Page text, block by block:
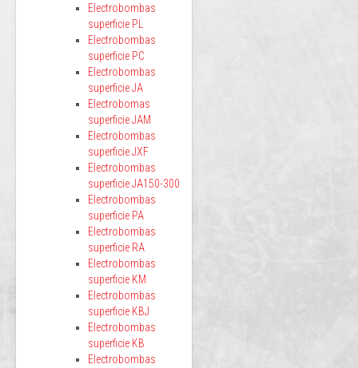
Electrobombas
superficie PL
Electrobombas
superficie PC
Electrobombas
superficie JA
Electrobomas
superficie JAM
Electrobombas
superficie JXF
Electrobombas
superficie JA150-300
Electrobombas
superficie PA
Electrobombas
superficie RA
Electrobombas
superficie KM
Electrobombas
superficie KBJ
Electrobombas
superficie KB
Electrobombas